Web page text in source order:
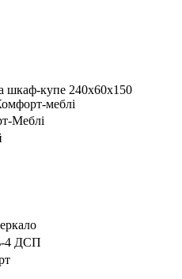
шкаф-купе 240х60х150
меблі
Меблі
4 ДСП